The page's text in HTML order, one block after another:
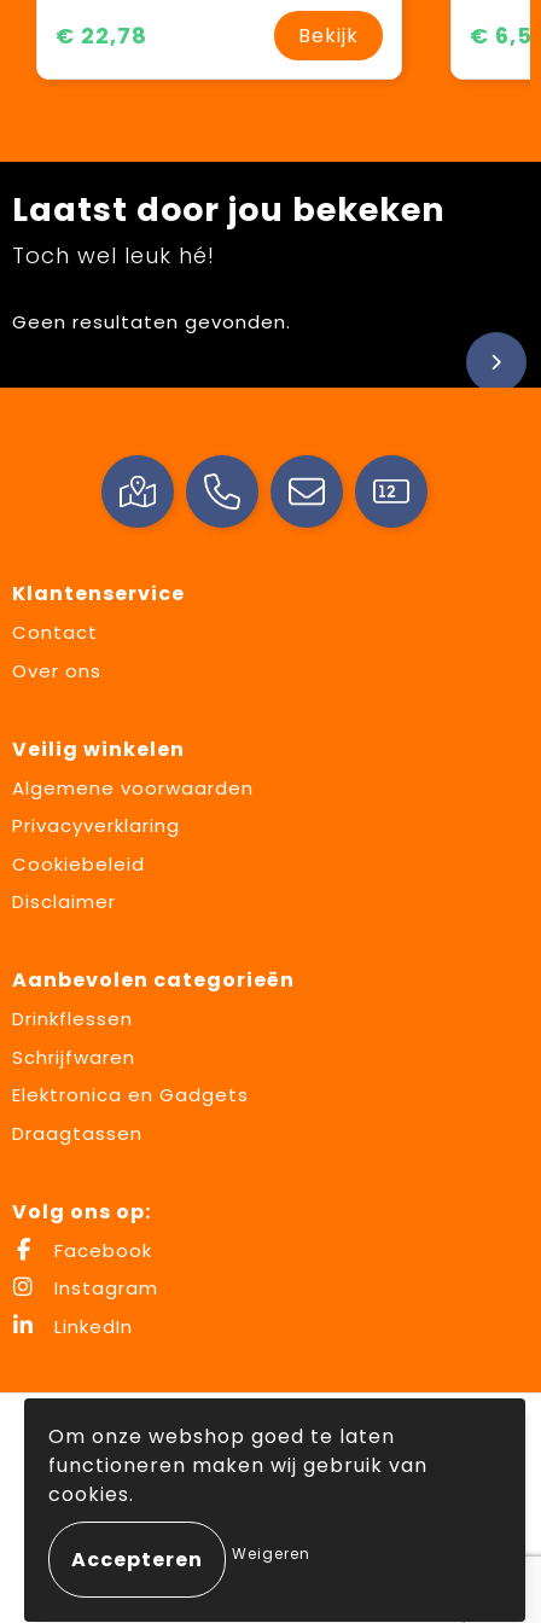
€ 22,78 Bekijk €
Laatst door jou bekeken
Toch wel leuk hé!
Geen resultaten gevonden.
Klantenservice
Contact
Over ons
Veilig winkelen
Algemene voorwaarden
Privacyverklaring
Cookiebeleid
Disclaimer
Aanbevolen categorieën
Drinkflessen
Schrijfwaren
Elektronica en Gadgets
Draagtassen
Volg ons op:
Facebook
Instagram
LinkedIn
Om onze webshop goed te laten
functioneren maken wij gebruik van
cookies.
Weigeren